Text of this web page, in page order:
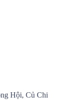
Hội, Củ Chi